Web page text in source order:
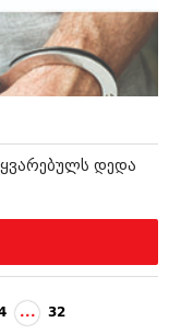
დედა
... 32